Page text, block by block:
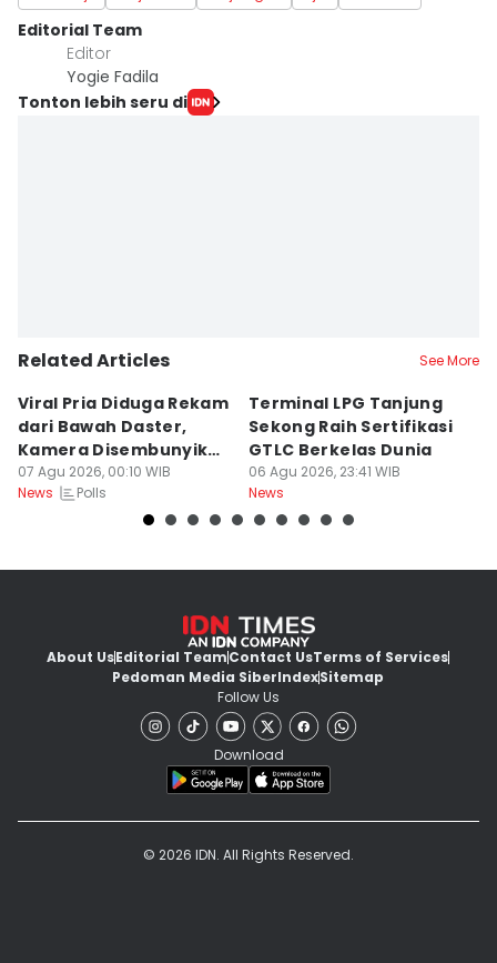
Editorial Team
Editor
Yogie Fadila
Tonton lebih seru di
Related Articles See More
Viral Pria Diduga Rekam
dari Bawah Daster,
Kamera Disembunyikan
di Sandal
07 Agu 2026, 00:10 WIB
News
Polls
Terminal LPG Tanjung
Sekong Raih Sertifikasi
GTLC Berkelas Dunia
06 Agu 2026, 23:41 WIB
News
About UsEditorial TeamContact UsTerms of Services
Pedoman Media SiberIndexSitemap
Follow Us
Download
© 2026 IDN. All Rights Reserved.